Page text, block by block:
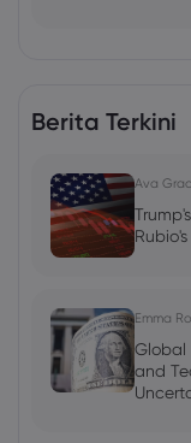
Apollo Global
Ava Grace
AI Podcast: Fresh
Cut Timing -
Berita Terkini
Ava
Emma
Global
and